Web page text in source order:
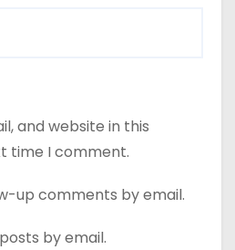
and website in this
time I comment.
up comments by email.
by email.